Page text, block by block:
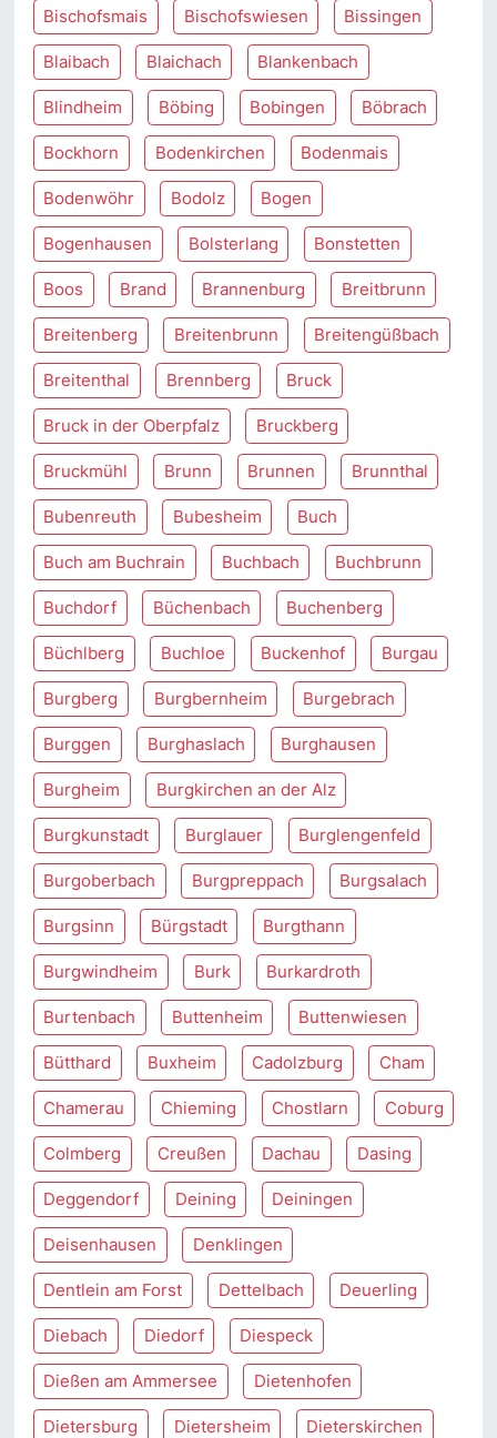
Bischofsmais Bischofswiesen Bissingen
Blaibach Blaichach Blankenbach
Blindheim Böbing Bobingen Böbrach
Bockhorn Bodenkirchen Bodenmais
Bodenwöhr Bodolz Bogen
Bogenhausen Bolsterlang Bonstetten
Boos Brand Brannenburg Breitbrunn
Breitenberg Breitenbrunn Breitengüßbach
Breitenthal Brennberg Bruck
Bruck in der Oberpfalz Bruckberg
Bruckmühl Brunn Brunnen Brunnthal
Bubenreuth Bubesheim Buch
Buch am Buchrain Buchbach Buchbrunn
Buchdorf Büchenbach Buchenberg
Büchlberg Buchloe Buckenhof Burgau
Burgberg Burgbernheim Burgebrach
Burggen Burghaslach Burghausen
Burgheim Burgkirchen an der Alz
Burgkunstadt Burglauer Burglengenfeld
Burgoberbach Burgpreppach Burgsalach
Burgsinn Bürgstadt Burgthann
Burgwindheim Burk Burkardroth
Burtenbach Buttenheim Buttenwiesen
Bütthard Buxheim Cadolzburg Cham
Chamerau Chieming Chostlarn Coburg
Colmberg Creußen Dachau Dasing
Deggendorf Deining Deiningen
Deisenhausen Denklingen
Dentlein am Forst Dettelbach Deuerling
Diebach Diedorf Diespeck
Dießen am Ammersee Dietenhofen
Dietersburg Dietersheim Dieterskirchen